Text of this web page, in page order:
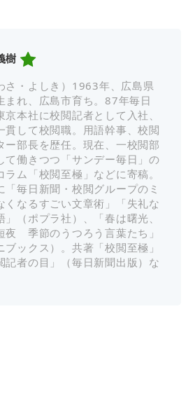
樹
さ・よしき）1963年、広島県
まれ、広島市育ち。87年毎日
京本社に校閲記者として入社、
貫して校閲職。用語幹事、校閲
ー部長を歴任。現在、一校閲部
て働きつつ「サンデー毎日」の
ラム「校閲至極」などに寄稿。
「毎日新聞・校閲グループのミ
くなるすごい文章術」「失礼な
」（ポプラ社）、「春は曙光、
夜 季節のうつろう言葉たち」
ブックス）。共著「校閲至極」
記者の目」（毎日新聞出版）な